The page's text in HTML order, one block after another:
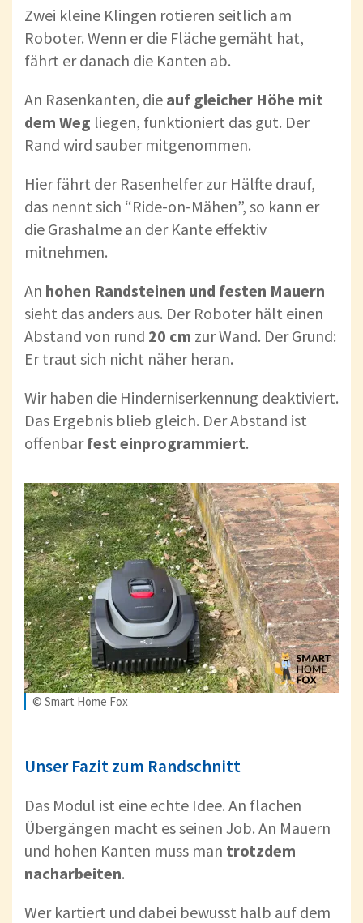
Zwei kleine Klingen rotieren seitlich am
Roboter. Wenn er die Fläche gemäht hat,
fährt er danach die Kanten ab.
An Rasenkanten, die auf gleicher Höhe mit
dem Weg liegen, funktioniert das gut. Der
Rand wird sauber mitgenommen.
Hier fährt der Rasenhelfer zur Hälfte drauf,
das nennt sich “Ride-on-Mähen”, so kann er
die Grashalme an der Kante effektiv
mitnehmen.
An hohen Randsteinen und festen Mauern
sieht das anders aus. Der Roboter hält einen
Abstand von rund 20 cm zur Wand. Der Grund:
Er traut sich nicht näher heran.
Wir haben die Hinderniserkennung deaktiviert.
Das Ergebnis blieb gleich. Der Abstand ist
offenbarfest einprogrammiert.
© Smart Home Fox
Unser Fazit zum Randschnitt
Das Modul ist eine echte Idee. An flachen
Übergängen macht es seinen Job. An Mauern
und hohen Kanten muss man trotzdem
nacharbeiten.
Wer kartiert und dabei bewusst halb auf dem